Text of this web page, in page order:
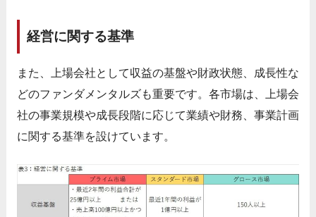
経営に関する基準
また、上場会社として収益の基盤や財政状態、成長性な
どのファンダメンタルズも重要です。各市場は、上場会
社の事業規模や成長段階に応じて業績や財務、事業計画
に関する基準を設けています。